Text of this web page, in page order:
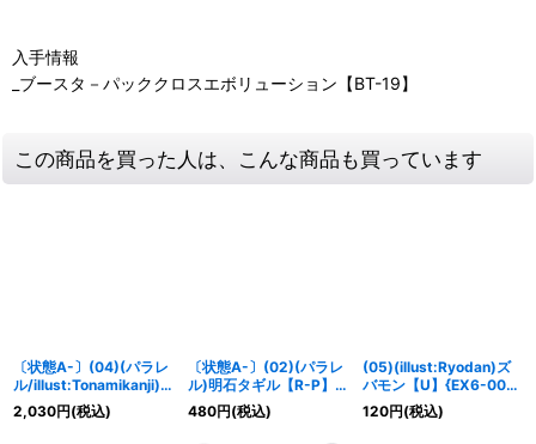
入手情報
_ブースタ－パッククロスエボリューション【BT-19】
この商品を買った人は、こんな商品も買っています
〔状態A-〕(04)(パラレ
ル/illust:Tonamikanji)
ルーチェモンX抗体
【SR-P】{BT19-043}
2,030円(税込)
〔状態A-〕(02)(パラレ
ル)明石タギル【R-P】
{BT12-096}《紫》
480円(税込)
(05)(illust:Ryodan)ズ
バモン【U】{EX6-007}
《赤》
120円(税込)